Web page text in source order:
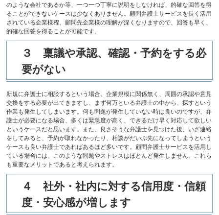
のような会社であるか等、一つ一つ丁寧に説明をしなければ、的確な回答を得
ることができないケースは少なくありません。顧問弁護士サービスを長く活用
されている企業様程、顧問先企業様の理解が深くなりますので、回答も早く、
的確な回答を得ることが可能です。
３ 稟議や承認、確認・予約をする必
要がない
新規に弁護士に相談するという場合、企業規模に関係無く、周囲の承認や意見
交換をする必要が出てきますし、まず何万といる弁護士の中から、探すという
作業も発生してしまいます。何も問題が発生していない時は良いのですが、弁
護士が必要になる場合、多くは緊急度が高く、できるだけ早く対応して欲しい
というケースだと思います。また、良さそうな弁護士を見つけた後、いざ連絡
をしてみると、予約が取れなかったり、相談がだいぶ先になってしまうという
ケースも良い弁護士であればあるほど多いです。顧問弁護士サービスを活用し
ている場合には、このような問題やストレスはほとんど発生しません。これら
も重要なメリットであると考えられます。
４ 社外・社内に対する信用度・信頼
度・安心感が増します